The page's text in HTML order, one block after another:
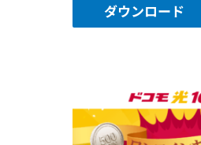
ダウンロード